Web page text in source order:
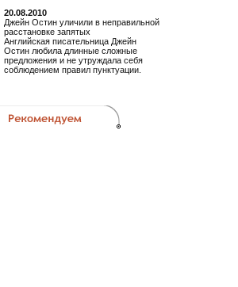
20.08.2010
Джейн Остин уличили в неправильной
расстановке запятых
Английская писательница Джейн
Остин любила длинные сложные
предложения и не утруждала себя
соблюдением правил пунктуации.